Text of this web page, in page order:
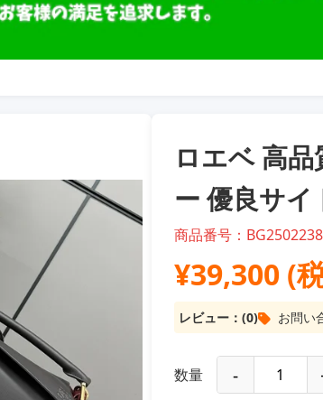
ロエベ 高
ー 優良サイ
商品番号：
¥39,300 (
レビュー：(0) お問い
数量 -